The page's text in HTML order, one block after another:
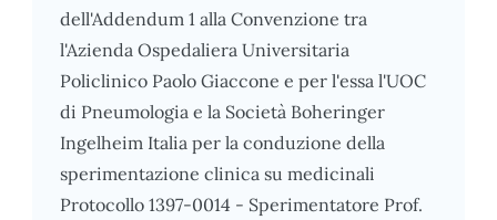
dell'Addendum 1 alla Convenzione tra
l'Azienda Ospedaliera Universitaria
Policlinico Paolo Giaccone e per l'essa l'UOC
di Pneumologia e la Società Boheringer
Ingelheim Italia per la conduzione della
sperimentazione clinica su medicinali
Protocollo 1397-0014 - Sperimentatore Prof.